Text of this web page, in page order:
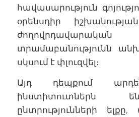
հավասարություն
օրենսդիր
տրամաբանությունն
սկսում է փլուզվել։
Այդ դեպքում
ինստիտուտներն
ընտրությունների